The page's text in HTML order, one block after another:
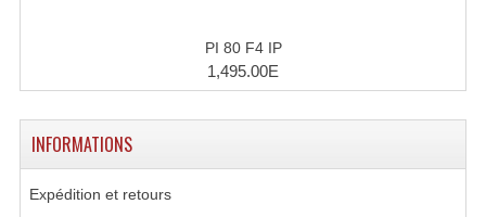
PI 80 F4 IP
1,495.00E
INFORMATIONS
Expédition et retours